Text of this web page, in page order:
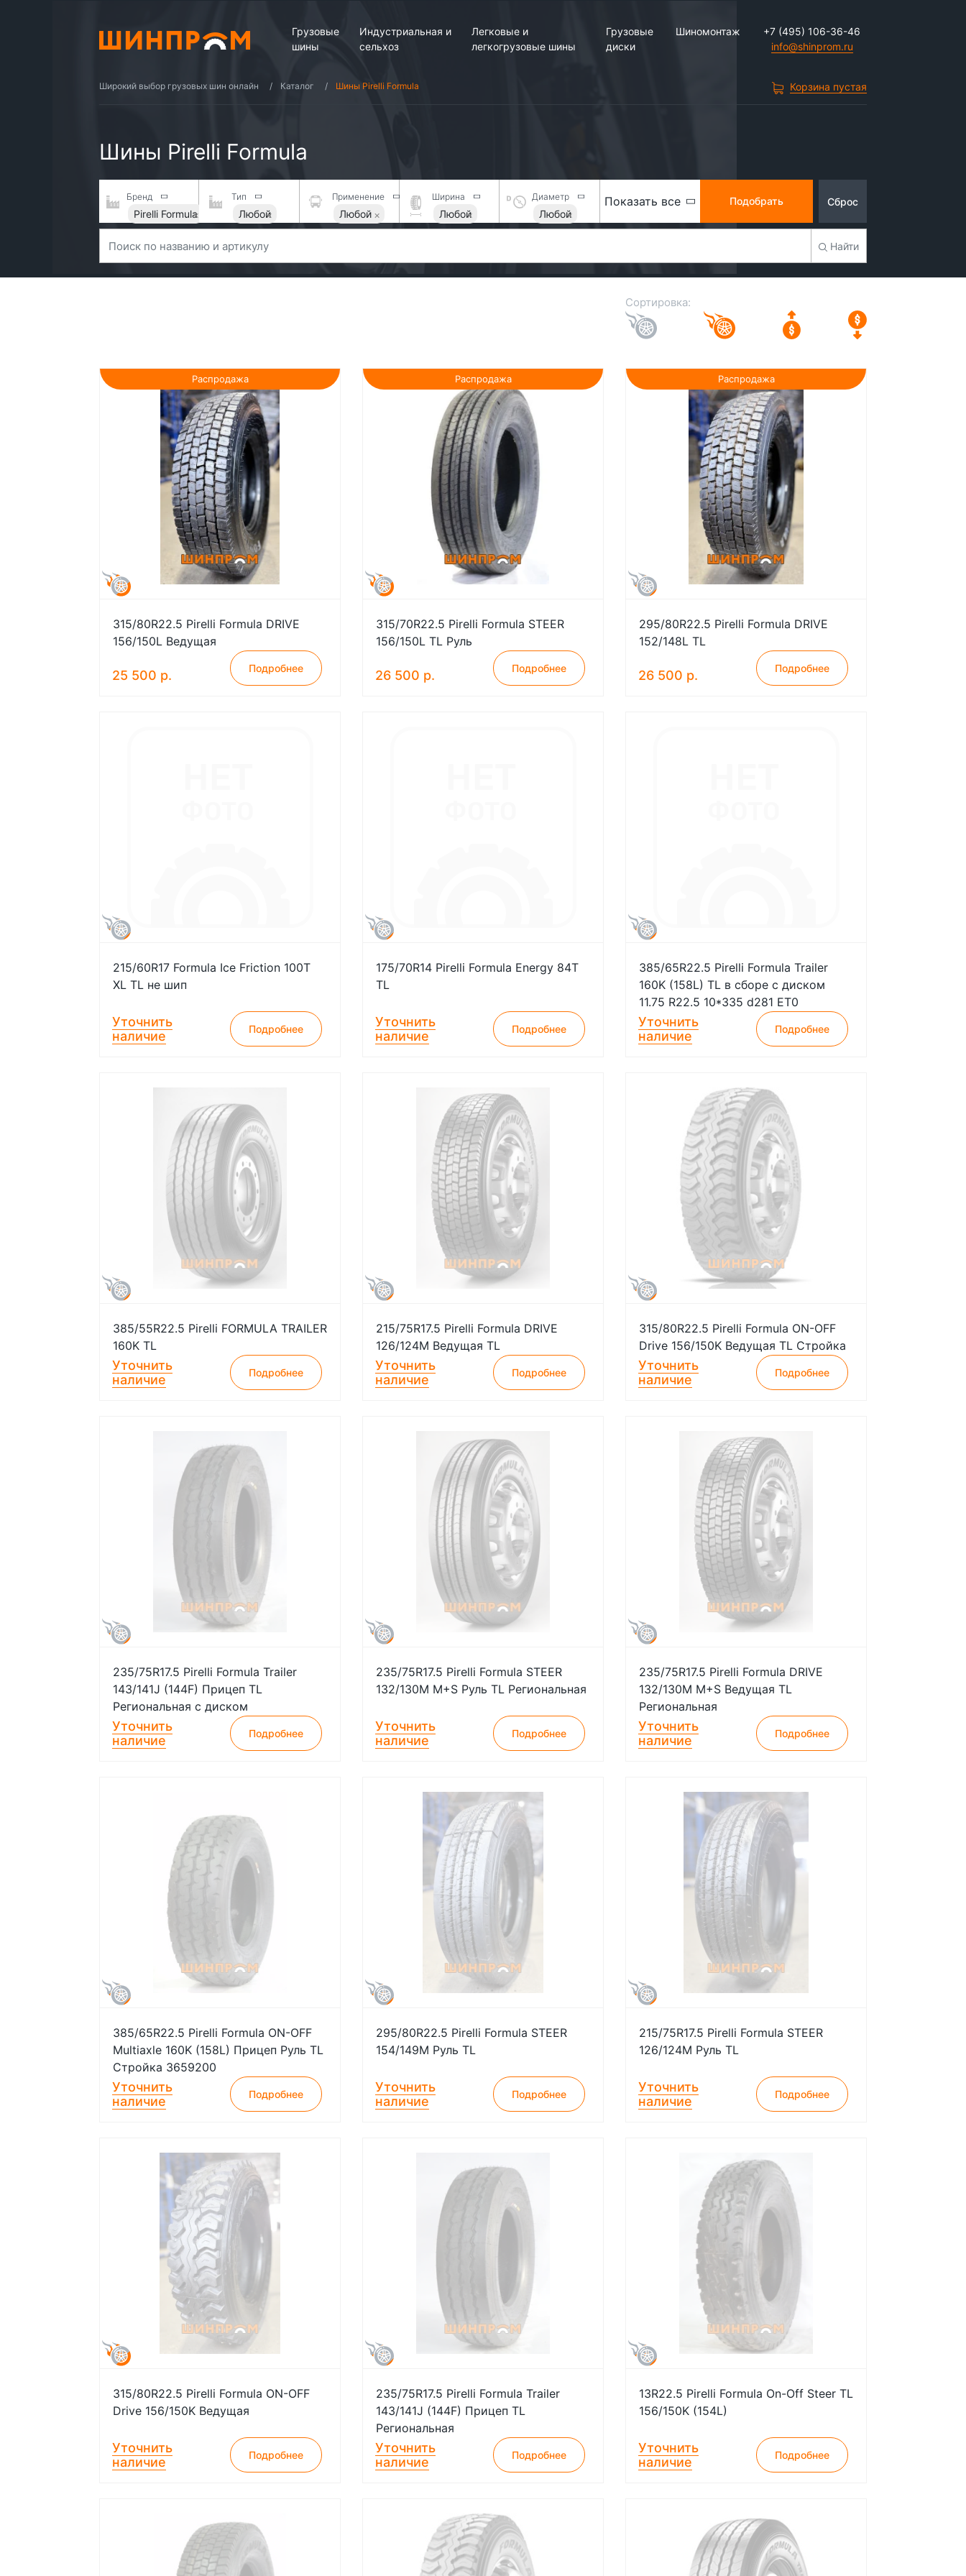
Грузовые
шины
Индустриальная и
сельхоз
Легковые и
легкогрузовые шины
Грузовые
диски
Шиномонтаж
+7 (495) 106-36-46
info@shinprom.ru
Широкий выбор грузовых шин онлайн Каталог Шины Pirelli Formula Корзина пустая
Шины Pirelli Formula
Бренд
Pirelli Formula
Тип
Любой
Применение
Любой
Ширина
Любой
Диаметр
Любой
Показать все Подобрать Сброс
Найти
Сортировка:
Распродажа
315/80R22.5 Pirelli Formula DRIVE
156/150L Ведущая
25 500 р. Подробнее
Распродажа
315/70R22.5 Pirelli Formula STEER
156/150L TL Руль
26 500 р. Подробнее
Распродажа
295/80R22.5 Pirelli Formula DRIVE
152/148L TL
26 500 р. Подробнее
215/60R17 Formula Ice Friction 100T
XL TL не шип
Уточнить
наличие
Подробнее
175/70R14 Pirelli Formula Energy 84T
TL
Уточнить
наличие
Подробнее
385/65R22.5 Pirelli Formula Trailer
160K (158L) TL в сборе с диском
11.75 R22.5 10*335 d281 ET0
Уточнить
наличие
Подробнее
385/55R22.5 Pirelli FORMULA TRAILER
160K TL
Уточнить
наличие
Подробнее
215/75R17.5 Pirelli Formula DRIVE
126/124M Ведущая TL
Уточнить
наличие
Подробнее
315/80R22.5 Pirelli Formula ON-OFF
Drive 156/150K Ведущая TL Стройка
Уточнить
наличие
Подробнее
235/75R17.5 Pirelli Formula Trailer
143/141J (144F) Прицеп TL
Региональная с диском
Уточнить
наличие
Подробнее
235/75R17.5 Pirelli Formula STEER
132/130M M+S Руль TL Региональная
Уточнить
наличие
Подробнее
235/75R17.5 Pirelli Formula DRIVE
132/130M M+S Ведущая TL
Региональная
Уточнить
наличие
Подробнее
385/65R22.5 Pirelli Formula ON-OFF
Multiaxle 160K (158L) Прицеп Руль TL
Стройка 3659200
Уточнить
наличие
Подробнее
295/80R22.5 Pirelli Formula STEER
154/149M Руль TL
Уточнить
наличие
Подробнее
215/75R17.5 Pirelli Formula STEER
126/124M Руль TL
Уточнить
наличие
Подробнее
315/80R22.5 Pirelli Formula ON-OFF
Drive 156/150K Ведущая
Уточнить
наличие
Подробнее
235/75R17.5 Pirelli Formula Trailer
143/141J (144F) Прицеп TL
Региональная
Уточнить
наличие
Подробнее
13R22.5 Pirelli Formula On-Off Steer TL
156/150K (154L)
Уточнить
наличие
Подробнее